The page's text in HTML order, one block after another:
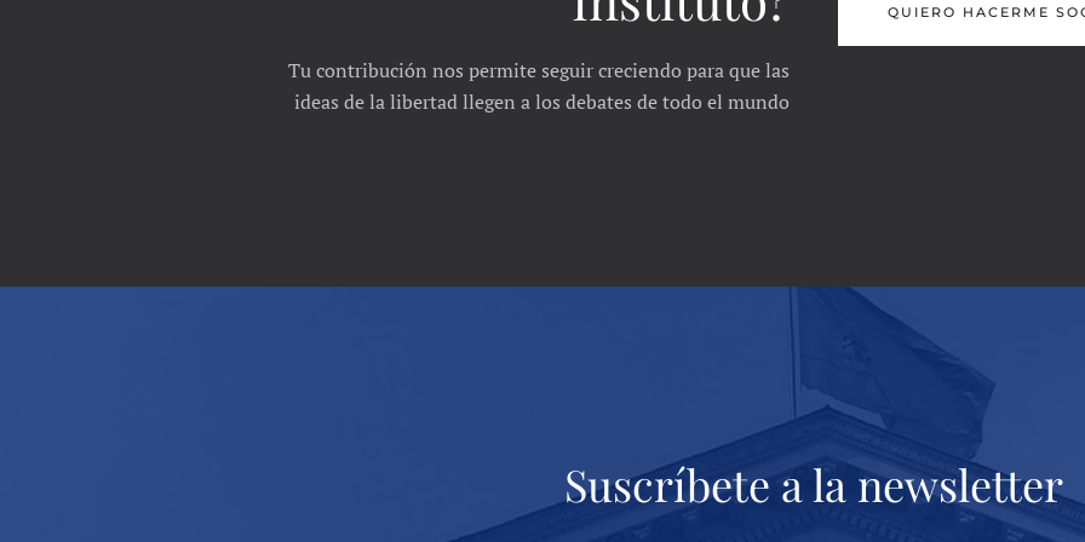
Tu contribución nos permite seguir creciendo para que las
ideas de la libertad llegen a los debates de todo el mundo
QUIERO HACERME
Suscríbete a la newsletter